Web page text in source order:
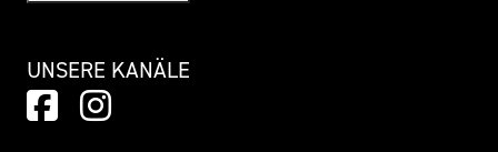
UNSERE KANÄLE